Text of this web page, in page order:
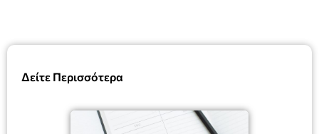
Δείτε Περισσότερα